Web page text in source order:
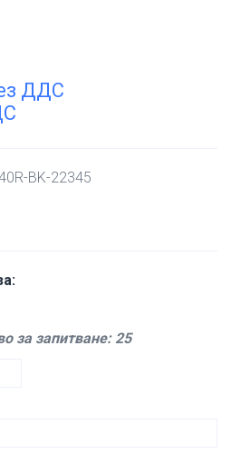
ДДС
BK-22345
за запитване: 25